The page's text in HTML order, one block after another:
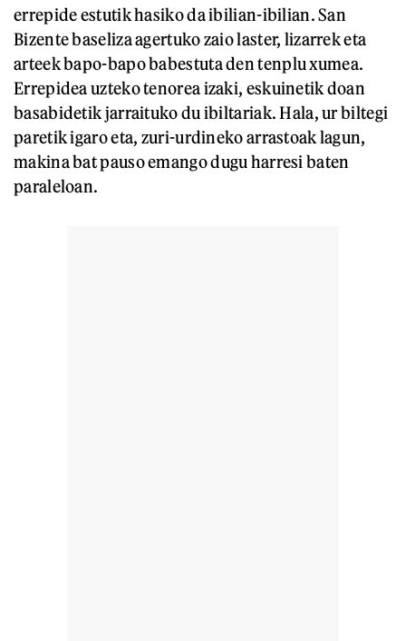
errepide estutik hasiko da ibilian-ibilian. San
Bizente baseliza agertuko zaio laster, lizarrek eta
arteek bapo-bapo babestuta den tenplu xumea.
Errepidea uzteko tenorea izaki, eskuinetik doan
basabidetik jarraituko du ibiltariak. Hala, ur biltegi
paretik igaro eta, zuri-urdineko arrastoak lagun,
makina bat pauso emango dugu harresi baten
paraleloan.